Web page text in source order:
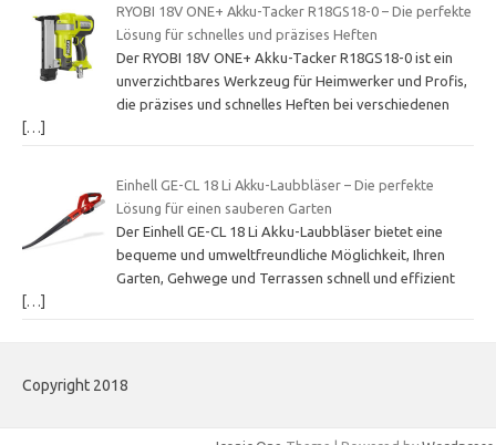
RYOBI 18V ONE+ Akku-Tacker R18GS18-0 – Die perfekte
Lösung für schnelles und präzises Heften
Der RYOBI 18V ONE+ Akku-Tacker R18GS18-0 ist ein
unverzichtbares Werkzeug für Heimwerker und Profis,
die präzises und schnelles Heften bei verschiedenen
[…]
Einhell GE-CL 18 Li Akku-Laubbläser – Die perfekte
Lösung für einen sauberen Garten
Der Einhell GE-CL 18 Li Akku-Laubbläser bietet eine
bequeme und umweltfreundliche Möglichkeit, Ihren
Garten, Gehwege und Terrassen schnell und effizient
[…]
Copyright 2018